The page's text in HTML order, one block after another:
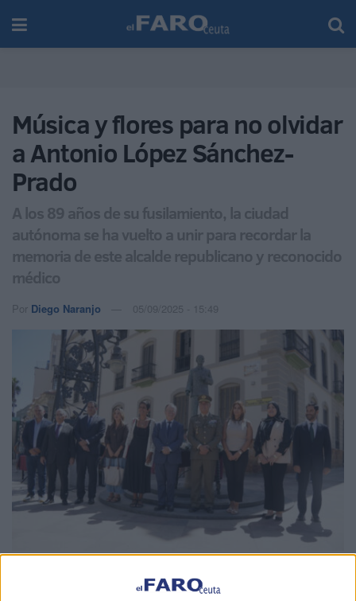
Música y flores para no olvidar
a Antonio López Sánchez-
Prado
A los 89 años de su fusilamiento, la ciudad
autónoma se ha vuelto a unir para recordar la
memoria de este alcalde republicano y reconocido
médico
Por Diego Naranjo 05/09/2025 - 15:49